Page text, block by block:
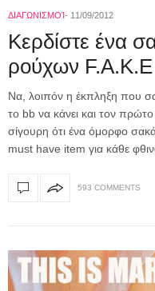
ΔΙΑΓΩΝΙΣΜΟΊ 11/09/2012
Κερδίστε ένα
ρούχων
Να, λοιπόν η έκπληξη που
το bb να κάνει και τον
σίγουρη ότι ένα όμορφο
must have item για κάθε
593 COMMENTS